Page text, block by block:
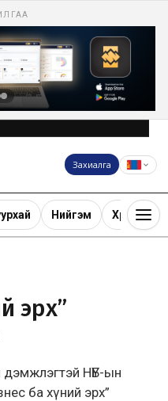
Захиалга
Нийгэм Хөрөнгө
эрх”
НҮБ-ын
ба хүний эрх”